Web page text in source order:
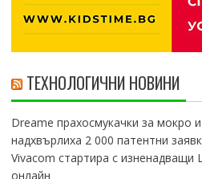
ТЕХНОЛОГИЧНИ НОВИНИ
Dreame прахосмукачки за мокро
надхвърлиха 2 000 патентни
Vivacom стартира с изненадващи
онлайн